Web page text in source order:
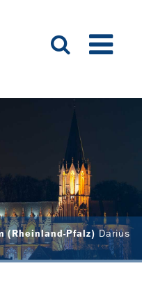
(Rheinland-Pfalz) Darius